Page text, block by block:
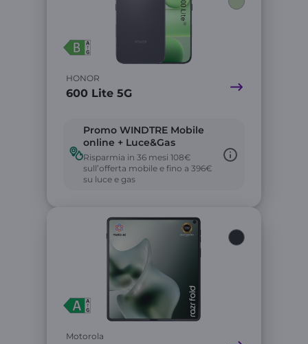
HONOR
600 Lite 5G
Promo WINDTRE Mobile
online + Luce&Gas
Risparmia in 36 mesi 108€
sull’offerta mobile e fino a 396€
su luce e gas
Motorola
Link